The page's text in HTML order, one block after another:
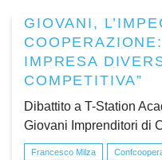
GIOVANI,
IMPRESA
COMPETITIVA”
Dibattito a T-Station
Giovani Imprenditori di
Francesco Milza